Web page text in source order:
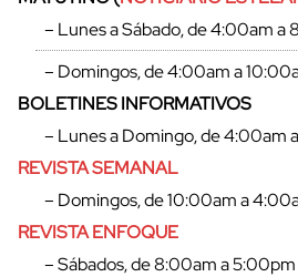
– Lunes a Sábado, de 4:00am a
– Domingos, de 4:00am a
BOLETINES INFORMATIVOS
– Lunes a Domingo, de 4:00am
REVISTA SEMANAL
– Domingos, de 10:00am a
REVISTA ENFOQUE
– Sábados, de 8:00am a 5:00pm